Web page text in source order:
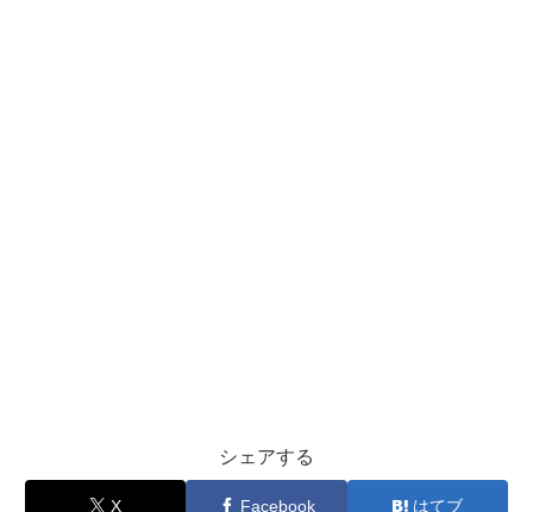
シェアする
X Facebook はてブ